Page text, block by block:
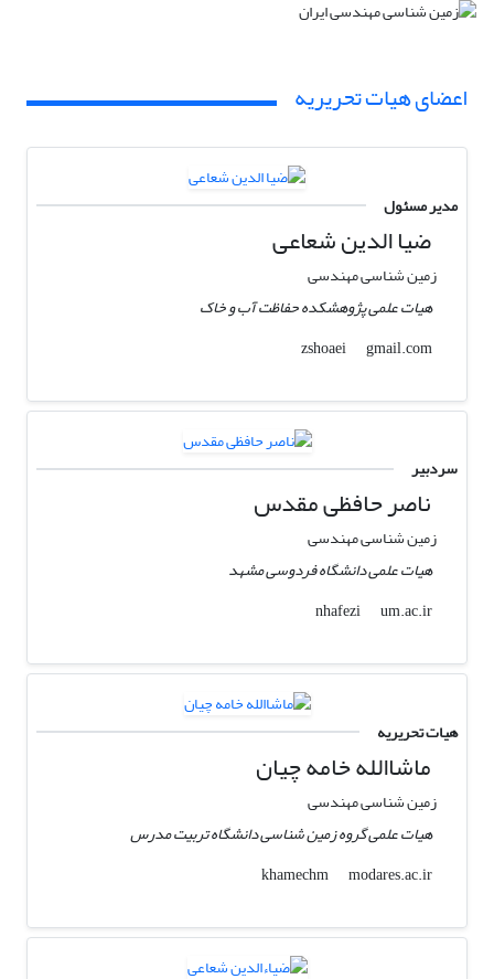
اعضای هیات تحریریه
مدیر مسئول
ضیا الدین شعاعی
زمین شناسی مهندسی
هیات علمی پژوهشکده حفاظت آب و خاک
zshoaei
gmail.com
سردبیر
ناصر حافظی مقدس
زمین شناسی مهندسی
هیات علمی دانشگاه فردوسی مشهد
nhafezi
um.ac.ir
هیات تحریریه
ماشاالله خامه چیان
زمین شناسی مهندسی
هیات علمی گروه زمین شناسی دانشگاه تربیت مدرس
khamechm
modares.ac.ir